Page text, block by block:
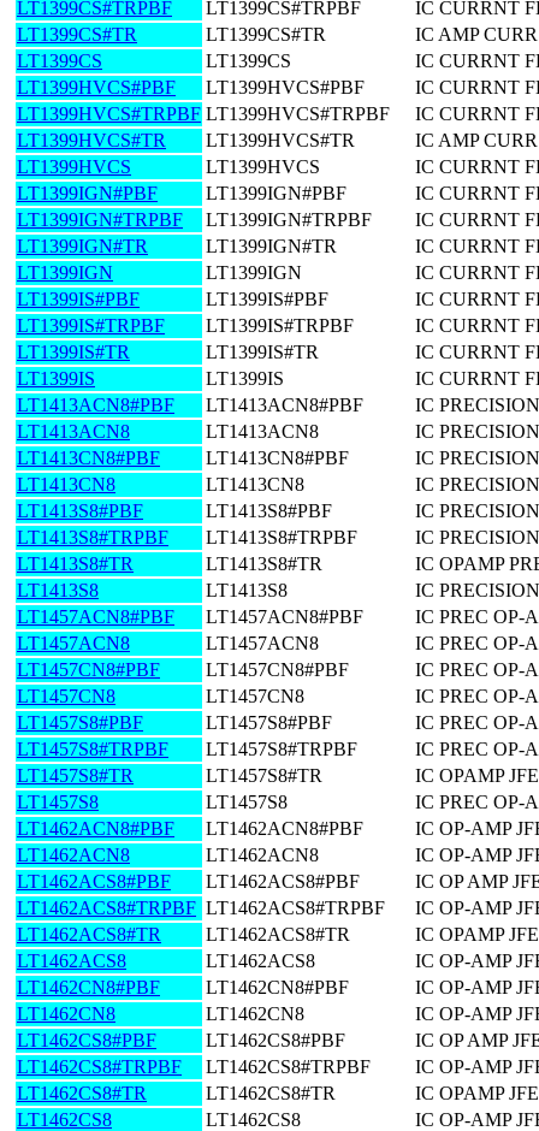
LT1399CS#TRPBF LT1399CS#TRPBF
IC CURRNT
LT1399CS#TR
LT1399CS#TR
IC AMP
LT1399CS
LT1399CS
IC CURRNT
LT1399HVCS#PBF
LT1399HVCS#PBF
IC CURRNT
LT1399HVCS#TRPBF LT1399HVCS#TRPBF
IC CURRNT
LT1399HVCS#TR
LT1399HVCS#TR
IC AMP
LT1399HVCS
LT1399HVCS
IC CURRNT
LT1399IGN#PBF
LT1399IGN#PBF
IC CURRNT
LT1399IGN#TRPBF
LT1399IGN#TRPBF
IC CURRNT
LT1399IGN#TR
LT1399IGN#TR
IC CURRNT
LT1399IGN
LT1399IGN
IC CURRNT
LT1399IS#PBF
LT1399IS#PBF
IC CURRNT
LT1399IS#TRPBF
LT1399IS#TRPBF
IC CURRNT
LT1399IS#TR
LT1399IS#TR
IC CURRNT
LT1399IS
LT1399IS
IC CURRNT
LT1413ACN8#PBF
LT1413ACN8#PBF
IC
LT1413ACN8
LT1413ACN8
IC
LT1413CN8#PBF
LT1413CN8#PBF
IC
LT1413CN8
LT1413CN8
IC
LT1413S8#PBF
LT1413S8#PBF
IC
LT1413S8#TRPBF
LT1413S8#TRPBF
IC
LT1413S8#TR
LT1413S8#TR
IC OPAMP
LT1413S8
LT1413S8
IC
LT1457ACN8#PBF
LT1457ACN8#PBF
IC PREC OP-
LT1457ACN8
LT1457ACN8
IC PREC OP-
LT1457CN8#PBF
LT1457CN8#PBF
IC PREC OP-
LT1457CN8
LT1457CN8
IC PREC OP-
LT1457S8#PBF
LT1457S8#PBF
IC PREC OP-
LT1457S8#TRPBF
LT1457S8#TRPBF
IC PREC OP-
LT1457S8#TR
LT1457S8#TR
IC OPAMP
LT1457S8
LT1457S8
IC PREC OP-
LT1462ACN8#PBF
LT1462ACN8#PBF
IC OP-AMP
LT1462ACN8
LT1462ACN8
IC OP-AMP
LT1462ACS8#PBF
LT1462ACS8#PBF
IC OP AMP
LT1462ACS8#TRPBF LT1462ACS8#TRPBF
IC OP-AMP
LT1462ACS8#TR
LT1462ACS8#TR
IC OPAMP
LT1462ACS8
LT1462ACS8
IC OP-AMP
LT1462CN8#PBF
LT1462CN8#PBF
IC OP-AMP
LT1462CN8
LT1462CN8
IC OP-AMP
LT1462CS8#PBF
LT1462CS8#PBF
IC OP AMP
LT1462CS8#TRPBF
LT1462CS8#TRPBF
IC OP-AMP
LT1462CS8#TR
LT1462CS8#TR
IC OPAMP
LT1462CS8
LT1462CS8
IC OP-AMP